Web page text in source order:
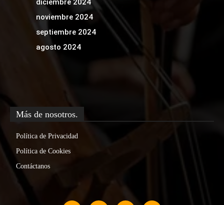
noviembre 2024
septiembre 2024
agosto 2024
Más de nosotros.
Política de Privacidad
Política de Cookies
Contáctanos